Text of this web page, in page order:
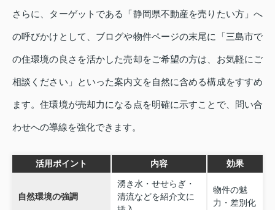
さらに、ターゲットである「静岡県不動産を売りたい方」へ
の呼びかけとして、ブログや物件ページの末尾に「三島市で
の住環境の良さを活かした売却をご希望の方は、お気軽にご
相談ください」といった案内文を自然に含める構成をすすめ
ます。住環境が売却力になる点を明確に示すことで、問い合
わせへの導線を強化できます。
活用ポイント 内容 効果
自然環境の強調
湧き水・せせらぎ・
清流などを紹介文に
物件の魅
力・差別化